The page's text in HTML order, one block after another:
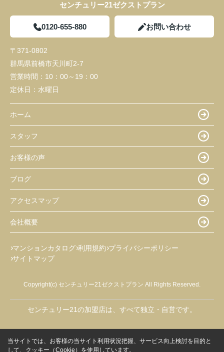
センチュリー21ゼクストプラン
0120-655-880 お問い合わせ
〒371-0802
群馬県前橋市天川町2-7
営業時間： 10：00～19：00
定休日： 水曜日
ホーム
スタッフ
お客様の声
ブログ
アクセスマップ
会社概要
マンションカタログ 利用規約 プライバシーポリシー
サイトマップ
Copyright(c) センチュリー21ゼクストプラン All Rights Reserved.
センチュリー21の加盟店は、すべて独立・自営です。
当サイトでは、お客様の当サイト利用状況把握、サービス向上検討を目的と
して、クッキー（Cookie）を使用しています。